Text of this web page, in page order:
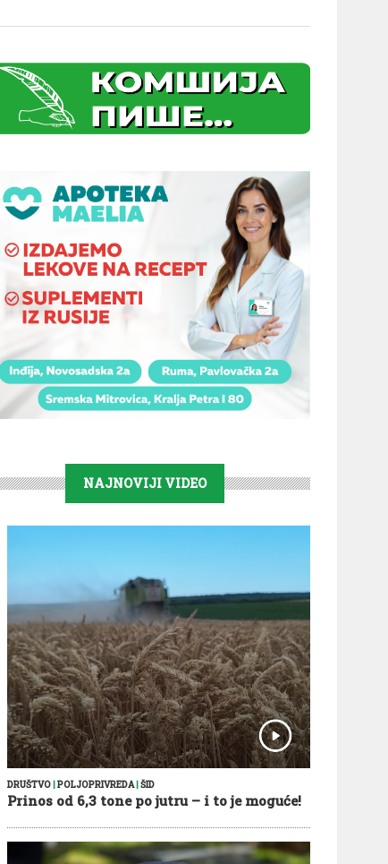
NAJNOVIJI VIDEO
DRUŠTVO|POLJOPRIVREDA|ŠID
Prinos od 6,3 tone po jutru – i to je moguće!